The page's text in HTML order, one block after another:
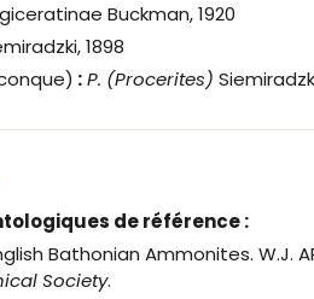
Buckman, 1920
1898
:P. (Procerites)
de référence :
Bathonian Ammonites. W.J.
Society.